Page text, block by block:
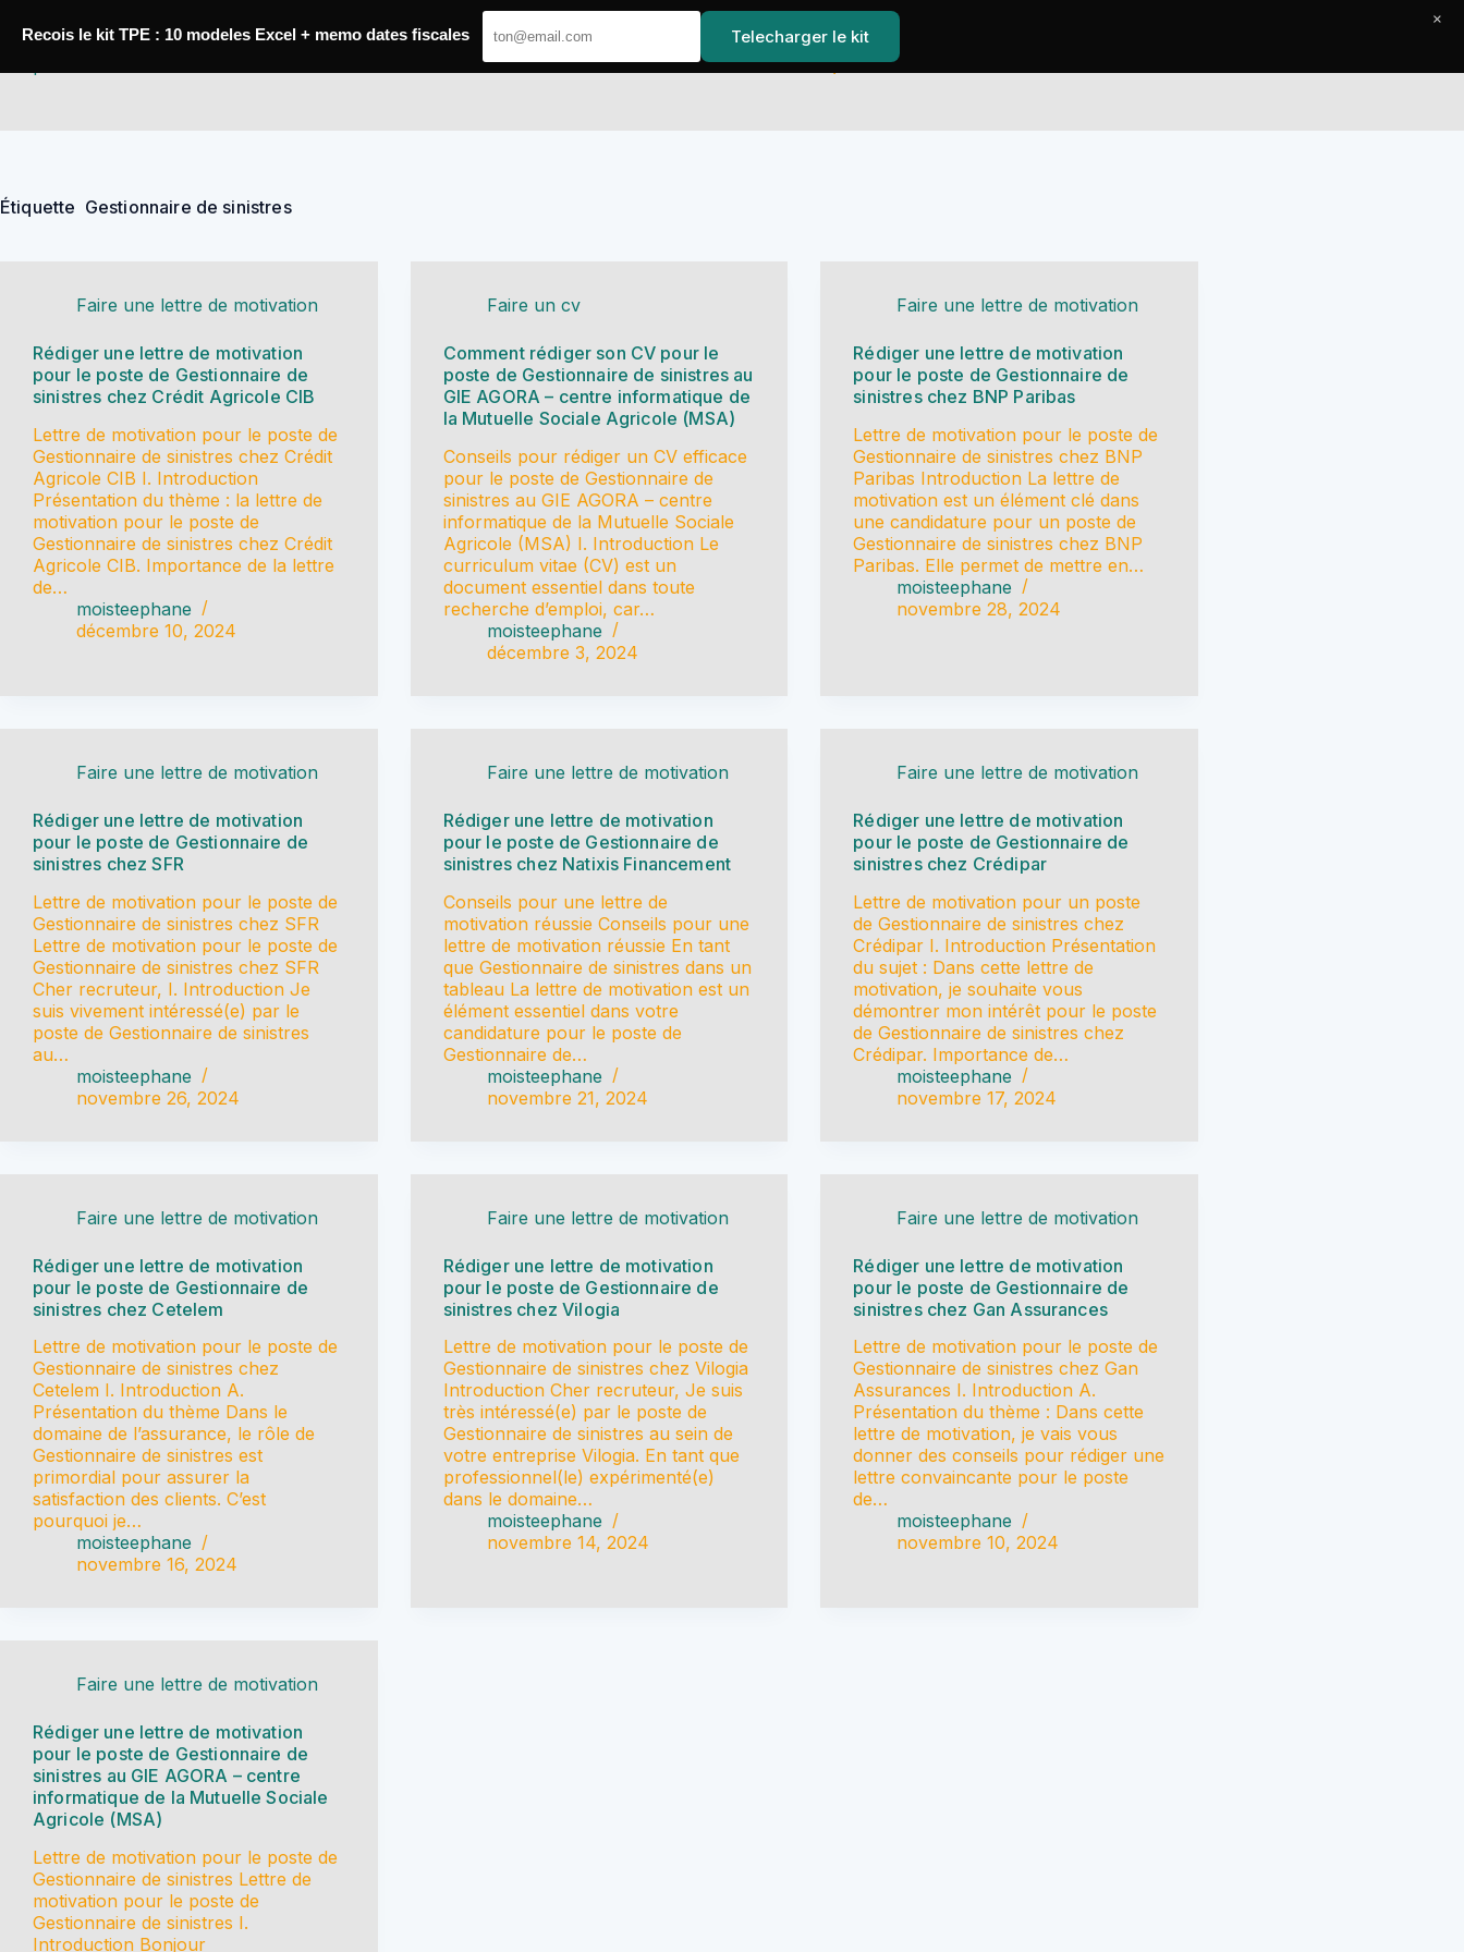
Étiquette Gestionnaire de sinistres
Faire une lettre de motivation
Rédiger une lettre de motivation
pour le poste de Gestionnaire de
sinistres chez Crédit Agricole CIB
Lettre de motivation pour le poste de
Gestionnaire de sinistres chez Crédit
Agricole CIB I. Introduction
Présentation du thème : la lettre de
motivation pour le poste de
Gestionnaire de sinistres chez Crédit
Agricole CIB. Importance de la lettre
de…
moisteephane
décembre 10, 2024
Faire un cv
Comment rédiger son CV pour le
poste de Gestionnaire de sinistres au
GIE AGORA – centre informatique de
la Mutuelle Sociale Agricole (MSA)
Conseils pour rédiger un CV efficace
pour le poste de Gestionnaire de
sinistres au GIE AGORA – centre
informatique de la Mutuelle Sociale
Agricole (MSA) I. Introduction Le
curriculum vitae (CV) est un
document essentiel dans toute
recherche d’emploi, car…
moisteephane
décembre 3, 2024
Faire une lettre de motivation
Rédiger une lettre de motivation
pour le poste de Gestionnaire de
sinistres chez BNP Paribas
Lettre de motivation pour le poste de
Gestionnaire de sinistres chez BNP
Paribas Introduction La lettre de
motivation est un élément clé dans
une candidature pour un poste de
Gestionnaire de sinistres chez BNP
Paribas. Elle permet de mettre en…
moisteephane
novembre 28, 2024
Faire une lettre de motivation
Rédiger une lettre de motivation
pour le poste de Gestionnaire de
sinistres chez SFR
Lettre de motivation pour le poste de
Gestionnaire de sinistres chez SFR
Lettre de motivation pour le poste de
Gestionnaire de sinistres chez SFR
Cher recruteur, I. Introduction Je
suis vivement intéressé(e) par le
poste de Gestionnaire de sinistres
au…
moisteephane
novembre 26, 2024
Faire une lettre de motivation
Rédiger une lettre de motivation
pour le poste de Gestionnaire de
sinistres chez Natixis Financement
Conseils pour une lettre de
motivation réussie Conseils pour une
lettre de motivation réussie En tant
que Gestionnaire de sinistres dans un
tableau La lettre de motivation est un
élément essentiel dans votre
candidature pour le poste de
Gestionnaire de…
moisteephane
novembre 21, 2024
Faire une lettre de motivation
Rédiger une lettre de motivation
pour le poste de Gestionnaire de
sinistres chez Crédipar
Lettre de motivation pour un poste
de Gestionnaire de sinistres chez
Crédipar I. Introduction Présentation
du sujet : Dans cette lettre de
motivation, je souhaite vous
démontrer mon intérêt pour le poste
de Gestionnaire de sinistres chez
Crédipar. Importance de…
moisteephane
novembre 17, 2024
Faire une lettre de motivation
Rédiger une lettre de motivation
pour le poste de Gestionnaire de
sinistres chez Cetelem
Lettre de motivation pour le poste de
Gestionnaire de sinistres chez
Cetelem I. Introduction A.
Présentation du thème Dans le
domaine de l’assurance, le rôle de
Gestionnaire de sinistres est
primordial pour assurer la
satisfaction des clients. C’est
pourquoi je…
moisteephane
novembre 16, 2024
Faire une lettre de motivation
Rédiger une lettre de motivation
pour le poste de Gestionnaire de
sinistres chez Vilogia
Lettre de motivation pour le poste de
Gestionnaire de sinistres chez Vilogia
Introduction Cher recruteur, Je suis
très intéressé(e) par le poste de
Gestionnaire de sinistres au sein de
votre entreprise Vilogia. En tant que
professionnel(le) expérimenté(e)
dans le domaine…
moisteephane
novembre 14, 2024
Faire une lettre de motivation
Rédiger une lettre de motivation
pour le poste de Gestionnaire de
sinistres chez Gan Assurances
Lettre de motivation pour le poste de
Gestionnaire de sinistres chez Gan
Assurances I. Introduction A.
Présentation du thème : Dans cette
lettre de motivation, je vais vous
donner des conseils pour rédiger une
lettre convaincante pour le poste
de…
moisteephane
novembre 10, 2024
Faire une lettre de motivation
Rédiger une lettre de motivation
pour le poste de Gestionnaire de
sinistres au GIE AGORA – centre
informatique de la Mutuelle Sociale
Agricole (MSA)
Lettre de motivation pour le poste de
Gestionnaire de sinistres Lettre de
motivation pour le poste de
Gestionnaire de sinistres I.
Introduction Bonjour
Recois le kit TPE : 10 modeles Excel + memo dates fiscales Telecharger le kit
×